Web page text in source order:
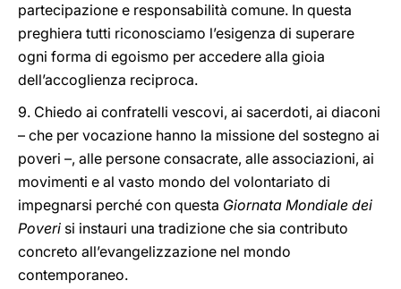
partecipazione e responsabilità comune. In questa
preghiera tutti riconosciamo l’esigenza di superare
ogni forma di egoismo per accedere alla gioia
dell’accoglienza reciproca.
9. Chiedo ai confratelli vescovi, ai sacerdoti, ai diaconi
– che per vocazione hanno la missione del sostegno ai
poveri –, alle persone consacrate, alle associazioni, ai
movimenti e al vasto mondo del volontariato di
impegnarsi perché con questa Giornata Mondiale dei
Poveri si instauri una tradizione che sia contributo
concreto all’evangelizzazione nel mondo
contemporaneo.